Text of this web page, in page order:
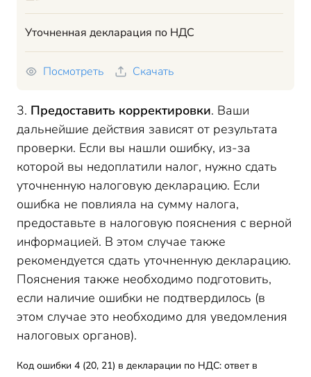
Уточненная декларация по НДС
Посмотреть Скачать
3. Предоставить корректировки. Ваши
дальнейшие действия зависят от результата
проверки. Если вы нашли ошибку, из-за
которой вы недоплатили налог, нужно сдать
уточненную налоговую декларацию. Если
ошибка не повлияла на сумму налога,
предоставьте в налоговую пояснения с верной
информацией. В этом случае также
рекомендуется сдать уточненную декларацию.
Пояснения также необходимо подготовить,
если наличие ошибки не подтвердилось (в
этом случае это необходимо для уведомления
налоговых органов).
Код ошибки 4 (20, 21) в декларации по НДС: ответ в